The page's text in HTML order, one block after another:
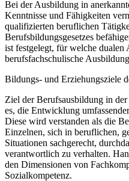
Bei der Ausbildung in
Kenntnisse und Fähigkeiten
qualifizierten beruflichen
Berufsbildungsgesetzes
ist festgelegt, für welche dualen
berufsfachschulische
Bildungs- und Erziehungsziele
Ziel der Berufsausbildung in
es, die Entwicklung
Diese wird verstanden als die
Einzelnen, sich in beruflichen,
Situationen sachgerecht,
verantwortlich zu verhalten.
den Dimensionen von
Sozialkompetenz.